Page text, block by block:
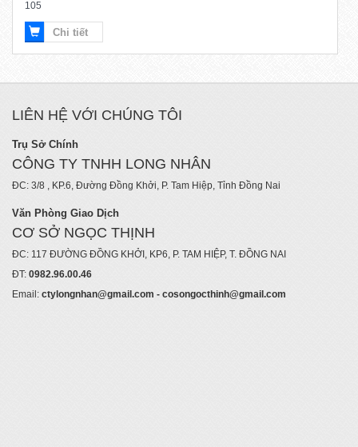
105
Chi tiết
LIÊN HỆ VỚI CHÚNG TÔI
Trụ Sở Chính
CÔNG TY TNHH LONG NHÂN
ĐC: 3/8 , KP.6, Đường Đồng Khởi, P. Tam Hiệp, Tỉnh Đồng Nai
Văn Phòng Giao Dịch
CƠ SỞ NGỌC THỊNH
ĐC: 117 ĐƯỜNG ĐỒNG KHỞI, KP6, P. TAM HIỆP, T. ĐỒNG NAI
ĐT: 0982.96.00.46
Email: ctylongnhan@gmail.com - cosongocthinh@gmail.com